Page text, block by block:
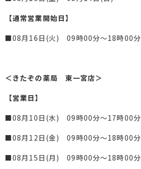
【通常営業開始日】
■08月16日(火) 09時00分～18時00分
＜きたぞの薬局 東一宮店＞
【営業日】
■08月10日(水) 09時00分～17時00分
■08月12日(金) 09時00分～18時00分
■08月15日(月) 09時00分～18時00分